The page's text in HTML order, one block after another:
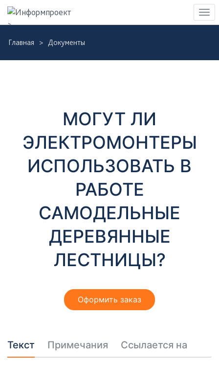
main
Навигация
>
Главная Документы
Д
МОГУТ ЛИ
ЭЛЕКТРОМОНТЕРЫ
ИСПОЛЬЗОВАТЬ В
РАБОТЕ
САМОДЕЛЬНЫЕ
ДЕРЕВЯННЫЕ
ЛЕСТНИЦЫ?
Оформить заказ
Текст Примечания Ссылается на
необязательны.
Они необходимы